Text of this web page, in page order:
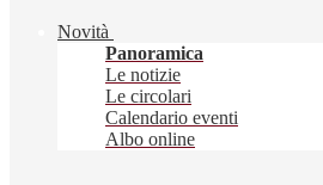
Novità
Panoramica
Le notizie
Le circolari
Calendario eventi
Albo online